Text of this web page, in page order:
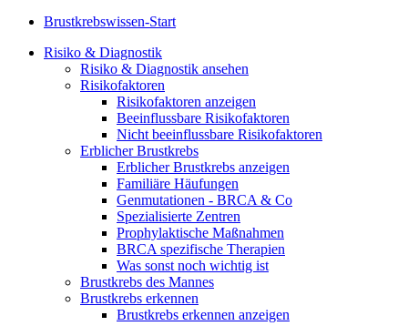
Brustkrebswissen-Start
Risiko & Diagnostik
Risiko & Diagnostik ansehen
Risikofaktoren
Risikofaktoren anzeigen
Beeinflussbare Risikofaktoren
Nicht beeinflussbare Risikofaktoren
Erblicher Brustkrebs
Erblicher Brustkrebs anzeigen
Familiäre Häufungen
Genmutationen - BRCA & Co
Spezialisierte Zentren
Prophylaktische Maßnahmen
BRCA spezifische Therapien
Was sonst noch wichtig ist
Brustkrebs des Mannes
Brustkrebs erkennen
Brustkrebs erkennen anzeigen